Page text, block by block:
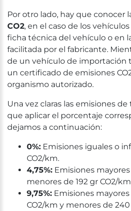
Por otro lado, hay que conocer
CO2, en el caso de los
ficha técnica del vehículo o en
facilitada por el fabricante.
de un vehículo de importación
un certificado de emisiones
organismo autorizado.
Una vez claras las emisiones
que aplicar el porcentaje
dejamos a continuación:
0%: Emisiones iguales o
CO2/km.
4,75%: Emisiones
menores de 192 gr CO2/
9,75%: Emisiones mayores
CO2/km y menores de